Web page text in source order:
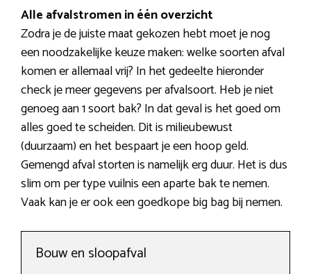
Alle afvalstromen in één overzicht
Zodra je de juiste maat gekozen hebt moet je nog
een noodzakelijke keuze maken: welke soorten afval
komen er allemaal vrij? In het gedeelte hieronder
check je meer gegevens per afvalsoort. Heb je niet
genoeg aan 1 soort bak? In dat geval is het goed om
alles goed te scheiden. Dit is milieubewust
(duurzaam) en het bespaart je een hoop geld.
Gemengd afval storten is namelijk erg duur. Het is dus
slim om per type vuilnis een aparte bak te nemen.
Vaak kan je er ook een goedkope big bag bij nemen.
Bouw en sloopafval